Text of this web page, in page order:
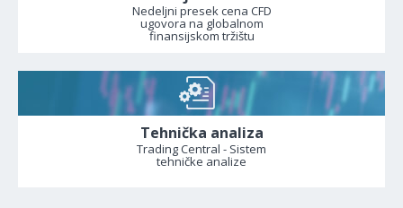
Nedeljni presek cena CFD
ugovora na globalnom
finansijskom tržištu
Tehnička analiza
Trading Central - Sistem
tehničke analize